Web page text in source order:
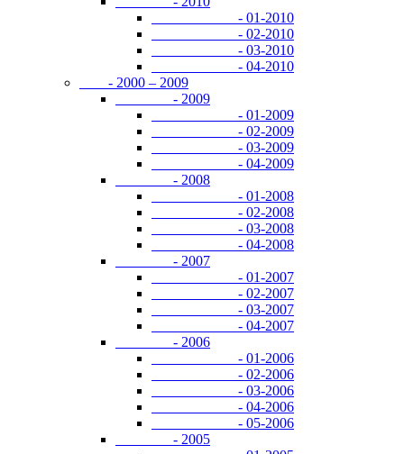
- 01-2010
- 02-2010
- 03-2010
- 04-2010
- 2000 – 2009
- 2009
- 01-2009
- 02-2009
- 03-2009
- 04-2009
- 2008
- 01-2008
- 02-2008
- 03-2008
- 04-2008
- 2007
- 01-2007
- 02-2007
- 03-2007
- 04-2007
- 2006
- 01-2006
- 02-2006
- 03-2006
- 04-2006
- 05-2006
- 2005